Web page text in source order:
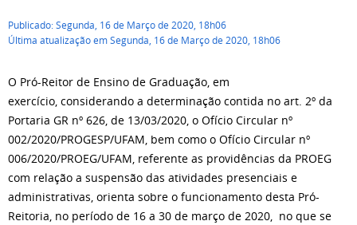
Publicado: Segunda, 16 de Março de 2020, 18h06
Última atualização em Segunda, 16 de Março de 2020, 18h06
O Pró-Reitor de Ensino de Graduação, em
exercício, considerando a determinação contida no art. 2º da
Portaria GR nº 626, de 13/03/2020, o Ofício Circular nº
002/2020/PROGESP/UFAM, bem como o Ofício Circular nº
006/2020/PROEG/UFAM, referente as providências da PROEG
com relação a suspensão das atividades presenciais e
administrativas, orienta sobre o funcionamento desta Pró-
Reitoria, no período de 16 a 30 de março de 2020, no que se